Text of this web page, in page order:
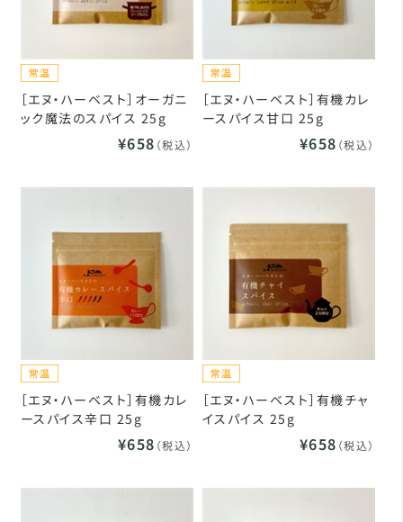
［エヌ・ハーベスト］オーガニ
ック魔法のスパイス 25g
¥658 （税込）
［エヌ・ハーベスト］有機カレ
ースパイス甘口 25g
¥658 （税込）
［エヌ・ハーベスト］有機カレ
ースパイス辛口 25g
¥658 （税込）
［エヌ・ハーベスト］有機チャ
イスパイス 25g
¥658 （税込）